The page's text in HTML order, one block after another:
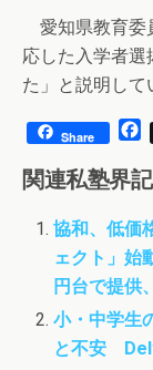
愛知県教育委
応した入学者選
た」と説明して
Share
F
c
e
b
o
o
k
関連私塾界
協和、低価
ェクト」始
円台で提供
小・中学生
と不安